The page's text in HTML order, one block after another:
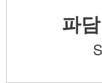
파